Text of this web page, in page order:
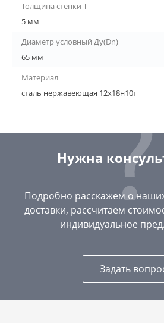
Толщина стенки Т
5 мм
Диаметр условный Ду(Dn)
65 мм
Материал
сталь нержавеющая 12х18н10т
Нужна
Подробно расскажем о
доставки, рассчитаем
индивидуальное
Задать